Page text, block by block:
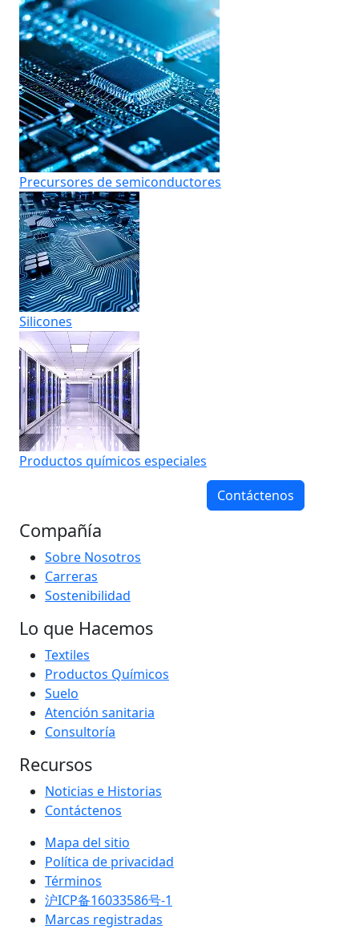
Precursores de semiconductores
Silicones
Productos químicos especiales
Contáctenos
Compañía
Sobre Nosotros
Carreras
Sostenibilidad
Lo que Hacemos
Textiles
Productos Químicos
Suelo
Atención sanitaria
Consultoría
Recursos
Noticias e Historias
Contáctenos
Mapa del sitio
Política de privacidad
Términos
沪ICP备16033586号-1
Marcas registradas